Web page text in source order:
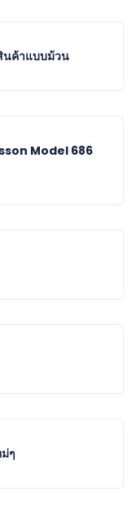
นค้าแบบม้วน
Model 686
ๆ